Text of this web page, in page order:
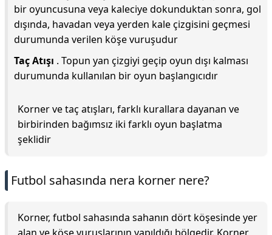
bir oyuncusuna veya kaleciye dokunduktan sonra, gol
dışında, havadan veya yerden kale çizgisini geçmesi
durumunda verilen köşe vuruşudur
Taç Atışı . Topun yan çizgiyi geçip oyun dışı kalması
durumunda kullanılan bir oyun başlangıcıdır
Korner ve taç atışları, farklı kurallara dayanan ve
birbirinden bağımsız iki farklı oyun başlatma
şeklidir
Futbol sahasında nera korner nere?
Korner, futbol sahasında sahanın dört köşesinde yer